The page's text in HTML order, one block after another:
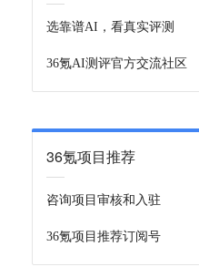
选靠谱AI，看真实评测
36氪AI测评官方交流社区
36氪项目推荐
咨询项目审核和入驻
36氪项目推荐订阅号